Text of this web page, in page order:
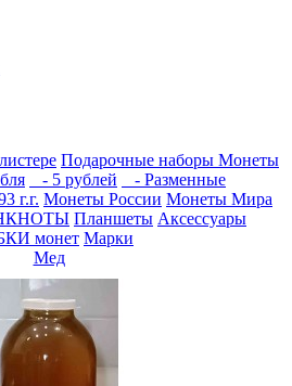
Подарочные наборы Монеты
- 5 рублей
- Разменные
г.г. Монеты России Монеты Мира
Планшеты Аксессуары
монет Марки
Мед